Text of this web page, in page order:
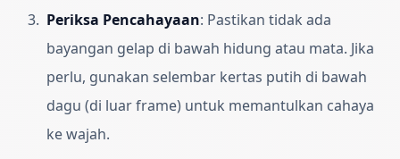
Periksa Pencahayaan: Pastikan tidak ada
bayangan gelap di bawah hidung atau mata. Jika
perlu, gunakan selembar kertas putih di bawah
dagu (di luar frame) untuk memantulkan cahaya
ke wajah.